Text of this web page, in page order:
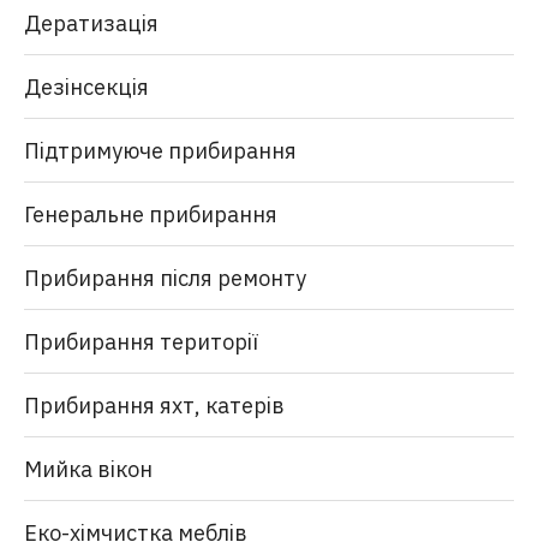
Дератизація
Дезінсекція
Підтримуюче прибирання
Генеральне прибирання
Прибирання після ремонту
Прибирання території
Прибирання яхт, катерів
Мийка вікон
Еко-хімчистка меблів